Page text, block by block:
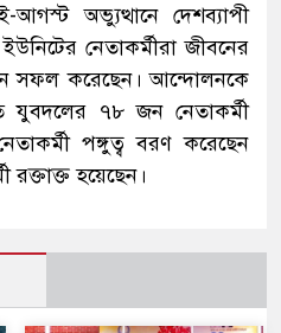
অভ্যুত্থানে দেশব্যাপী
নেতাকর্মীরা জীবনের
সফল করেছেন। আন্দোলনকে
যুবদলের ৭৮ জন নেতাকর্মী
পঙ্গুত্ব বরণ করেছেন
রক্তাক্ত হয়েছেন।